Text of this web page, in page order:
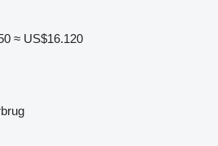
≈ US$16.120